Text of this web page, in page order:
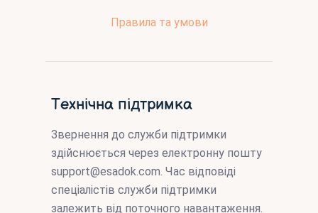
Правила та умови
Технічна підтримка
Звернення до служби підтримки
здійснюється через електронну пошту
support@esadok.com. Час відповіді
спеціалістів служби підтримки
залежить від поточного навантаження.